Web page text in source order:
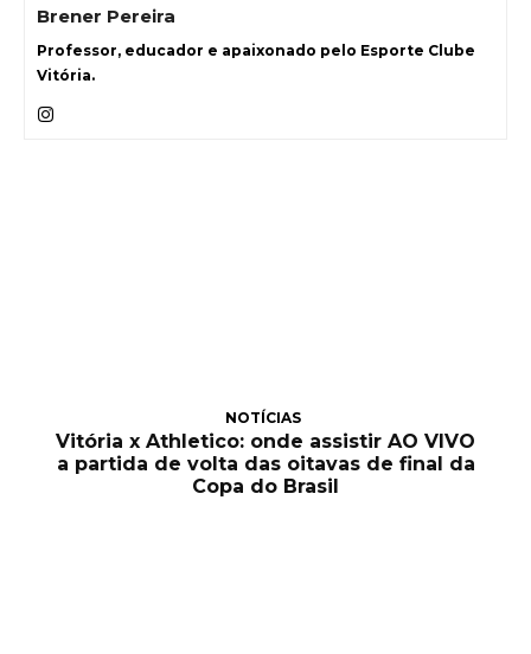
Brener Pereira
Professor, educador e apaixonado pelo Esporte Clube
Vitória.
NOTÍCIAS
Vitória x Athletico: onde assistir AO VIVO
a partida de volta das oitavas de final da
Copa do Brasil